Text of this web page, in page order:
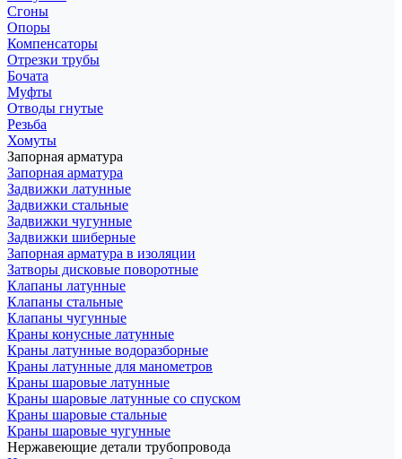
Сгоны
Опоры
Компенсаторы
Отрезки трубы
Бочата
Муфты
Отводы гнутые
Резьба
Хомуты
Запорная арматура
Запорная арматура
Задвижки латунные
Задвижки стальные
Задвижки чугунные
Задвижки шиберные
Запорная арматура в изоляции
Затворы дисковые поворотные
Клапаны латунные
Клапаны стальные
Клапаны чугунные
Краны конусные латунные
Краны латунные водоразборные
Краны латунные для манометров
Краны шаровые латунные
Краны шаровые латунные со спуском
Краны шаровые стальные
Краны шаровые чугунные
Нержавеющие детали трубопровода